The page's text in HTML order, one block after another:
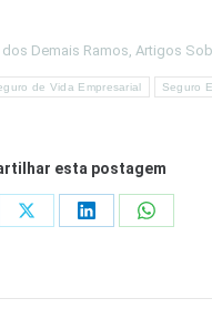
Demais Ramos, Artigos
de Vida Empresarial Seguro
esta postagem
Share
Share
Share